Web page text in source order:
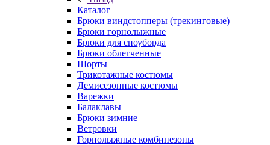
Каталог
Брюки виндстопперы (трекинговые)
Брюки горнолыжные
Брюки для сноуборда
Брюки облегченные
Шорты
Трикотажные костюмы
Демисезонные костюмы
Варежки
Балаклавы
Брюки зимние
Ветровки
Горнолыжные комбинезоны